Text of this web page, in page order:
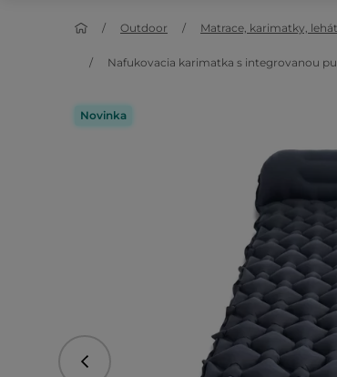
Outdoor Matrace, karimatky,
Nafukovacia karimatka s integrovanou
Novinka
Predchádzajúce